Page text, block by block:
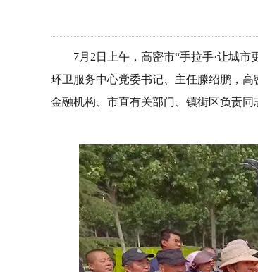
7月2日上午，高密市“手拉手·让城
环卫服务中心党委书记、主任滕绍鹏，
金融机构、市直有关部门、镇街区负责同